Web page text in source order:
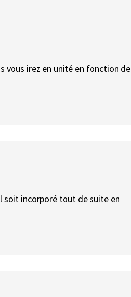
vous irez en unité en fonction de
soit incorporé tout de suite en